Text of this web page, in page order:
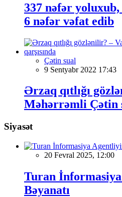
337 nəfər yoluxub,
6 nəfər vəfat edib
Çətin sual
9 Sentyabr 2022 17:43
Ərzaq qıtlığı
Məhərrəmli Çətin
Siyasət
20 Fevral 2025, 12:00
Turan
Bəyanatı